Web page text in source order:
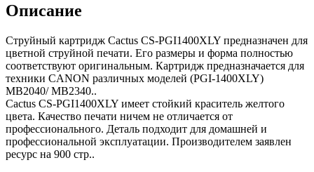
Описание
Струйный картридж Cactus CS-PGI1400XLY предназначен для
цветной струйной печати. Его размеры и форма полностью
соответствуют оригинальным. Картридж предназначается для
техники CANON различных моделей (PGI-1400XLY)
МВ2040/ МВ2340..
Cactus CS-PGI1400XLY имеет стойкий краситель желтого
цвета. Качество печати ничем не отличается от
профессионального. Деталь подходит для домашней и
профессиональной эксплуатации. Производителем заявлен
ресурс на 900 стр..